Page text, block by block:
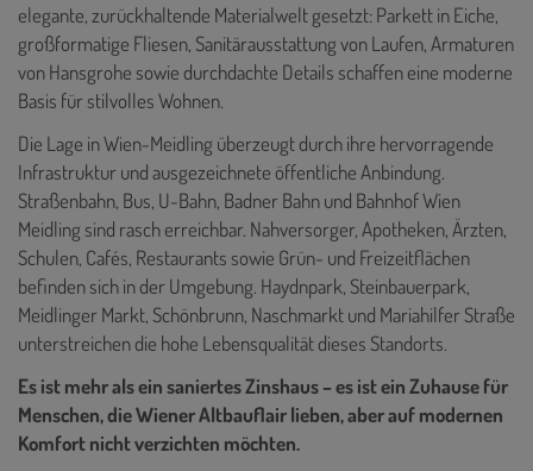
elegante, zurückhaltende Materialwelt gesetzt: Parkett in Eiche,
großformatige Fliesen, Sanitärausstattung von Laufen, Armaturen
von Hansgrohe sowie durchdachte Details schaffen eine moderne
Basis für stilvolles Wohnen.
Die Lage in Wien-Meidling überzeugt durch ihre hervorragende
Infrastruktur und ausgezeichnete öffentliche Anbindung.
Straßenbahn, Bus, U-Bahn, Badner Bahn und Bahnhof Wien
Meidling sind rasch erreichbar. Nahversorger, Apotheken, Ärzten,
Schulen, Cafés, Restaurants sowie Grün- und Freizeitflächen
befinden sich in der Umgebung. Haydnpark, Steinbauerpark,
Meidlinger Markt, Schönbrunn, Naschmarkt und Mariahilfer Straße
unterstreichen die hohe Lebensqualität dieses Standorts.
Es ist mehr als ein saniertes Zinshaus – es ist ein Zuhause für
Menschen, die Wiener Altbauflair lieben, aber auf modernen
Komfort nicht verzichten möchten.